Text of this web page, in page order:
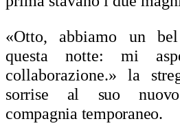
«Otto, abbiamo un
questa notte: mi
collaborazione.» la
sorrise al suo
compagnia temporaneo.